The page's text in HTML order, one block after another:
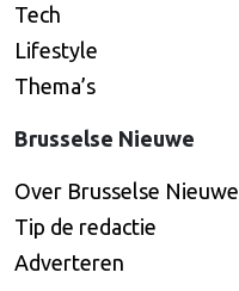
Tech
Lifestyle
Thema’s
Brusselse Nieuwe
Over Brusselse Nieuwe
Tip de redactie
Adverteren